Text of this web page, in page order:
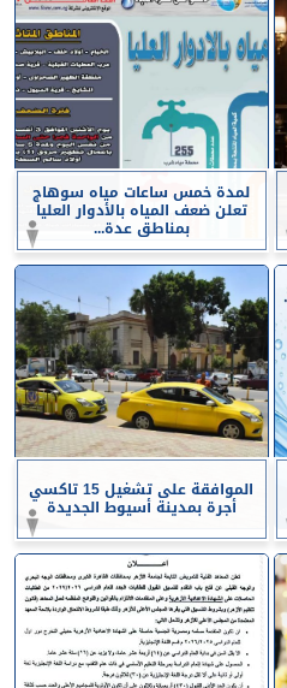
لمدة خمس ساعات مياه سوهاج
تعلن ضعف المياه بالأدوار العليا
بمناطق عدة...
الموافقة على تشغيل 15 تاكسي
أجرة بمدينة أسيوط الجديدة